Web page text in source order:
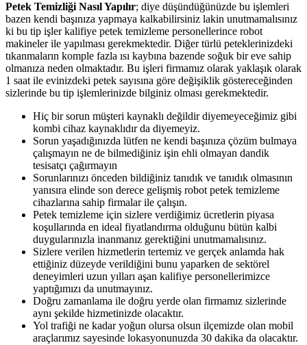
Petek Temizliği Nasıl Yapılır; diye düşündüğünüzde bu işlemleri
bazen kendi başınıza yapmaya kalkabilirsiniz lakin unutmamalısınız
ki bu tip işler kalifiye petek temizleme personellerince robot
makineler ile yapılması gerekmektedir. Diğer türlü peteklerinizdeki
tıkanmaların komple fazla ısı kaybına bazende soğuk bir eve sahip
olmanıza neden olmaktadır. Bu işleri firmamız olarak yaklaşık olarak
1 saat ile evinizdeki petek sayısına göre değişiklik göstereceğinden
sizlerinde bu tip işlemlerinizde bilginiz olması gerekmektedir.
Hiç bir sorun müşteri kaynaklı değildir diyemeyeceğimiz gibi
kombi cihaz kaynaklıdır da diyemeyiz.
Sorun yaşadığınızda lütfen ne kendi başınıza çözüm bulmaya
çalışmayın ne de bilmediğiniz işin ehli olmayan dandik
tesisatçı çağırmayın
Sorunlarınızı önceden bildiğiniz tanıdık ve tanıdık olmasının
yanısıra elinde son derece gelişmiş robot petek temizleme
cihazlarına sahip firmalar ile çalışın.
Petek temizleme için sizlere verdiğimiz ücretlerin piyasa
koşullarında en ideal fiyatlandırma olduğunu bütün kalbi
duygularınızla inanmanız gerektiğini unutmamalısınız.
Sizlere verilen hizmetlerin tertemiz ve gerçek anlamda hak
ettiğiniz düzeyde verildiğini bunu yaparken de sektörel
deneyimleri uzun yılları aşan kalifiye personellerimizce
yaptığımızı da unutmayınız.
Doğru zamanlama ile doğru yerde olan firmamız sizlerinde
aynı şekilde hizmetinizde olacaktır.
Yol trafiği ne kadar yoğun olursa olsun ilçemizde olan mobil
araçlarımız sayesinde lokasyonunuzda 30 dakika da olacaktır.